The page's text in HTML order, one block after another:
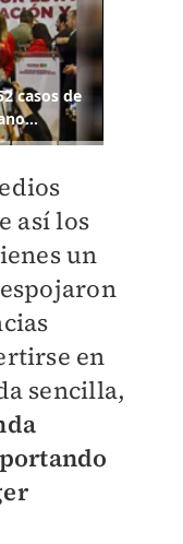
así los
un
en
sencilla,